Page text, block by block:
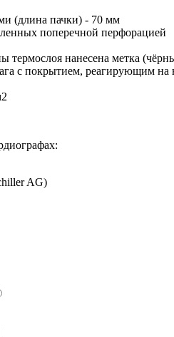
(длина пачки) - 70 мм
поперечной перфорацией
термослоя нанесена метка
с покрытием, реагирующим на
AG)